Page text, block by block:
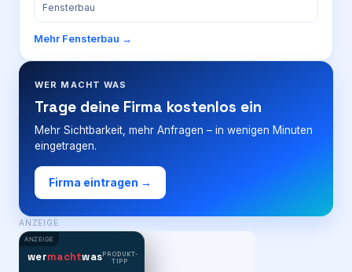
Fensterbau
Mehr Fensterbau →
WER MACHT WAS
Trage deine Firma kostenlos ein
Mehr Sichtbarkeit, mehr Anfragen – in wenigen Minuten
eingetragen.
Firma eintragen →
ANZEIGE
ANZEIGE
wermachtwasPRODUKT-
TIPP